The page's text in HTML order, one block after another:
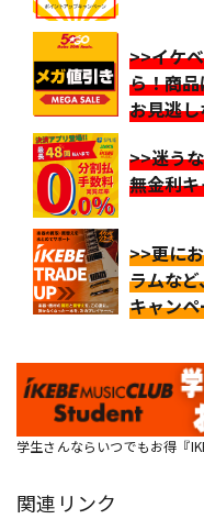
>>イケ
ら！商
お見逃
>>迷う
無金利
>>更に
ラムな
キャン
学生さんならいつでもお得『
関連リンク